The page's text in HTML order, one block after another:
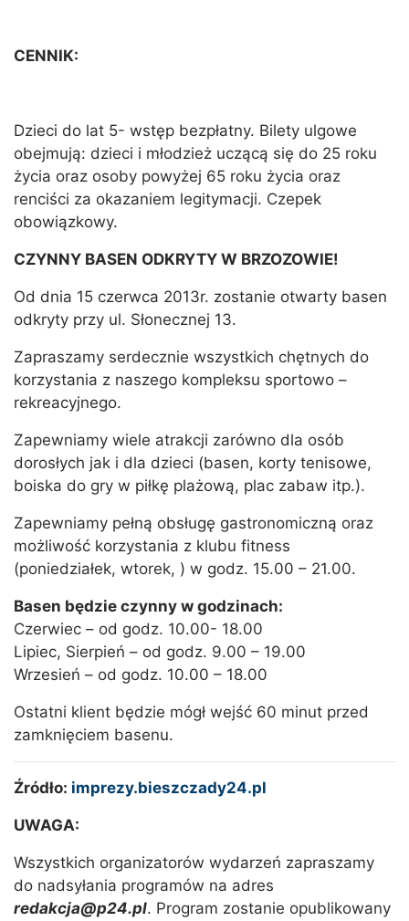
CENNIK:
Dzieci do lat 5- wstęp bezpłatny. Bilety ulgowe
obejmują: dzieci i młodzież uczącą się do 25 roku
życia oraz osoby powyżej 65 roku życia oraz
renciści za okazaniem legitymacji. Czepek
obowiązkowy.
CZYNNY BASEN ODKRYTY W BRZOZOWIE!
Od dnia 15 czerwca 2013r. zostanie otwarty basen
odkryty przy ul. Słonecznej 13.
Zapraszamy serdecznie wszystkich chętnych do
korzystania z naszego kompleksu sportowo –
rekreacyjnego.
Zapewniamy wiele atrakcji zarówno dla osób
dorosłych jak i dla dzieci (basen, korty tenisowe,
boiska do gry w piłkę plażową, plac zabaw itp.).
Zapewniamy pełną obsługę gastronomiczną oraz
możliwość korzystania z klubu fitness
(poniedziałek, wtorek, ) w godz. 15.00 – 21.00.
Basen będzie czynny w godzinach:
Czerwiec – od godz. 10.00- 18.00
Lipiec, Sierpień – od godz. 9.00 – 19.00
Wrzesień – od godz. 10.00 – 18.00
Ostatni klient będzie mógł wejść 60 minut przed
zamknięciem basenu.
Źródło: imprezy.bieszczady24.pl
UWAGA:
Wszystkich organizatorów wydarzeń zapraszamy
do nadsyłania programów na adres
redakcja@p24.pl. Program zostanie opublikowany